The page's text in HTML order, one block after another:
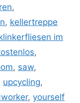
,
, kellertreppe
im
,
, saw,
upcycling,
, yourself